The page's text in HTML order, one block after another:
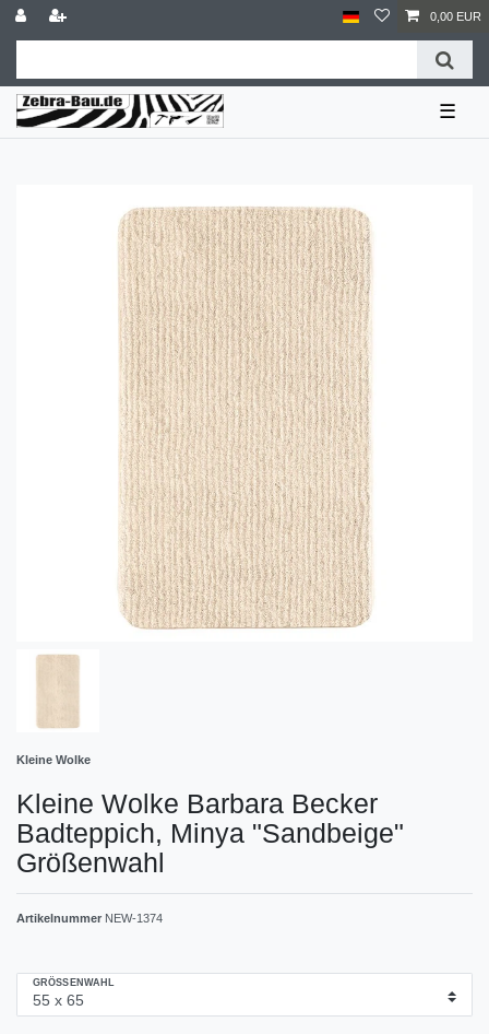
0,00 EUR
☰
Kleine Wolke
Kleine Wolke Barbara Becker
Badteppich, Minya "Sandbeige"
Größenwahl
Artikelnummer NEW-1374
GRÖSSENWAHL